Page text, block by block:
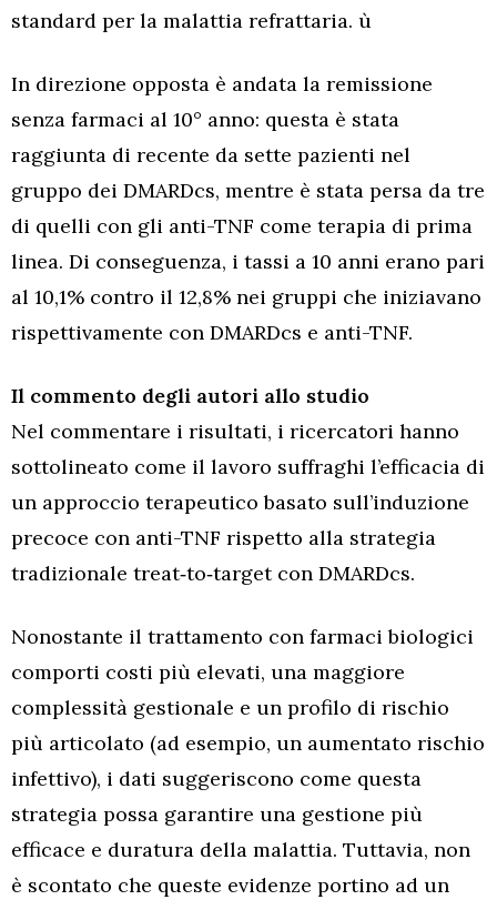
standard per la malattia refrattaria. ù
In direzione opposta è andata la remissione
senza farmaci al 10° anno: questa è stata
raggiunta di recente da sette pazienti nel
gruppo dei DMARDcs, mentre è stata persa da tre
di quelli con gli anti-TNF come terapia di prima
linea. Di conseguenza, i tassi a 10 anni erano pari
al 10,1% contro il 12,8% nei gruppi che iniziavano
rispettivamente con DMARDcs e anti-TNF.
Il commento degli autori allo studio
Nel commentare i risultati, i ricercatori hanno
sottolineato come il lavoro suffraghi l’efficacia di
un approccio terapeutico basato sull’induzione
precoce con anti-TNF rispetto alla strategia
tradizionale treat‑to‑target con DMARDcs.
Nonostante il trattamento con farmaci biologici
comporti costi più elevati, una maggiore
complessità gestionale e un profilo di rischio
più articolato (ad esempio, un aumentato rischio
infettivo), i dati suggeriscono come questa
strategia possa garantire una gestione più
efficace e duratura della malattia. Tuttavia, non
è scontato che queste evidenze portino ad un